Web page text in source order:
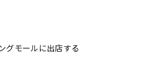
グモールに出店する